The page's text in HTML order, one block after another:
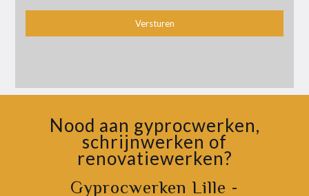
Nood aan gyprocwerken,
schrijnwerken of
renovatiewerken?
Gyprocwerken Lille -